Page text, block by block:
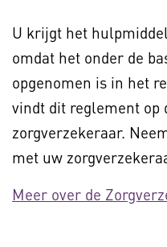
U krijgt het
omdat het onder de
opgenomen is in het
vindt dit reglement op
zorgverzekeraar.
met uw
Meer over de